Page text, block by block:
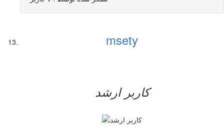
msety
کاربر ارشد